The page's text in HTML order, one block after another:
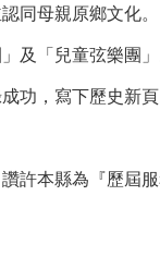
同母親原鄉文化。
及「兒童弦樂團」
功，寫下歷史新頁
許本縣為『歷屆服